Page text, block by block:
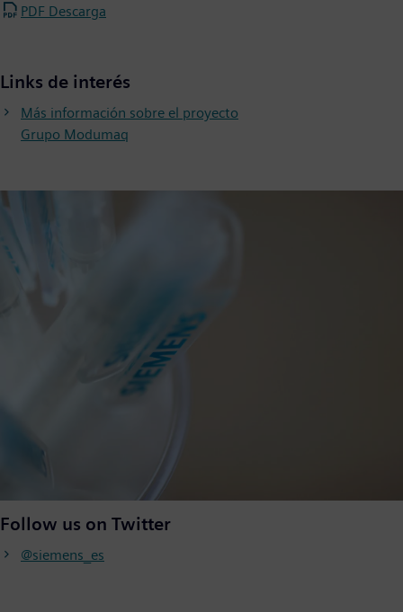
PDF Descarga
Links de interés
Más información sobre el proyecto
Grupo Modumaq
Follow us on Twitter
@siemens_es